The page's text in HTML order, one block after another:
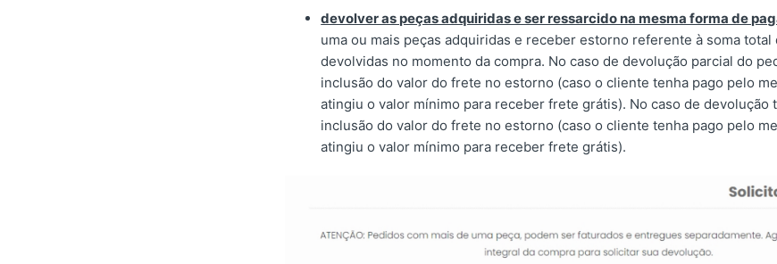
devolver as peças adquiridas e ser ressarcido na mesma forma de
uma ou mais peças adquiridas e receber estorno referente à soma total
devolvidas no momento da compra. No caso de devolução parcial do
inclusão do valor do frete no estorno (caso o cliente tenha pago pelo
atingiu o valor mínimo para receber frete grátis). No caso de devolução
inclusão do valor do frete no estorno (caso o cliente tenha pago pelo
atingiu o valor mínimo para receber frete grátis).